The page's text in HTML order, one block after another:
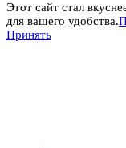
Этот сайт стал
для вашего удобства.
Принять